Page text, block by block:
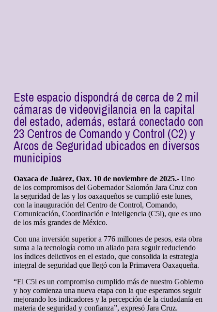
Este espacio dispondrá de cerca de 2 mil
cámaras de videovigilancia en la capital
del estado, además, estará conectado con
23 Centros de Comando y Control (C2) y
Arcos de Seguridad ubicados en diversos
municipios
Oaxaca de Juárez, Oax. 10 de noviembre de 2025.- Uno
de los compromisos del Gobernador Salomón Jara Cruz con
la seguridad de las y los oaxaqueños se cumplió este lunes,
con la inauguración del Centro de Control, Comando,
Comunicación, Coordinación e Inteligencia (C5i), que es uno
de los más grandes de México.
Con una inversión superior a 776 millones de pesos, esta obra
suma a la tecnología como un aliado para seguir reduciendo
los índices delictivos en el estado, que consolida la estrategia
integral de seguridad que llegó con la Primavera Oaxaqueña.
“El C5i es un compromiso cumplido más de nuestro Gobierno
y hoy comienza una nueva etapa con la que esperamos seguir
mejorando los indicadores y la percepción de la ciudadanía en
materia de seguridad y confianza”, expresó Jara Cruz.